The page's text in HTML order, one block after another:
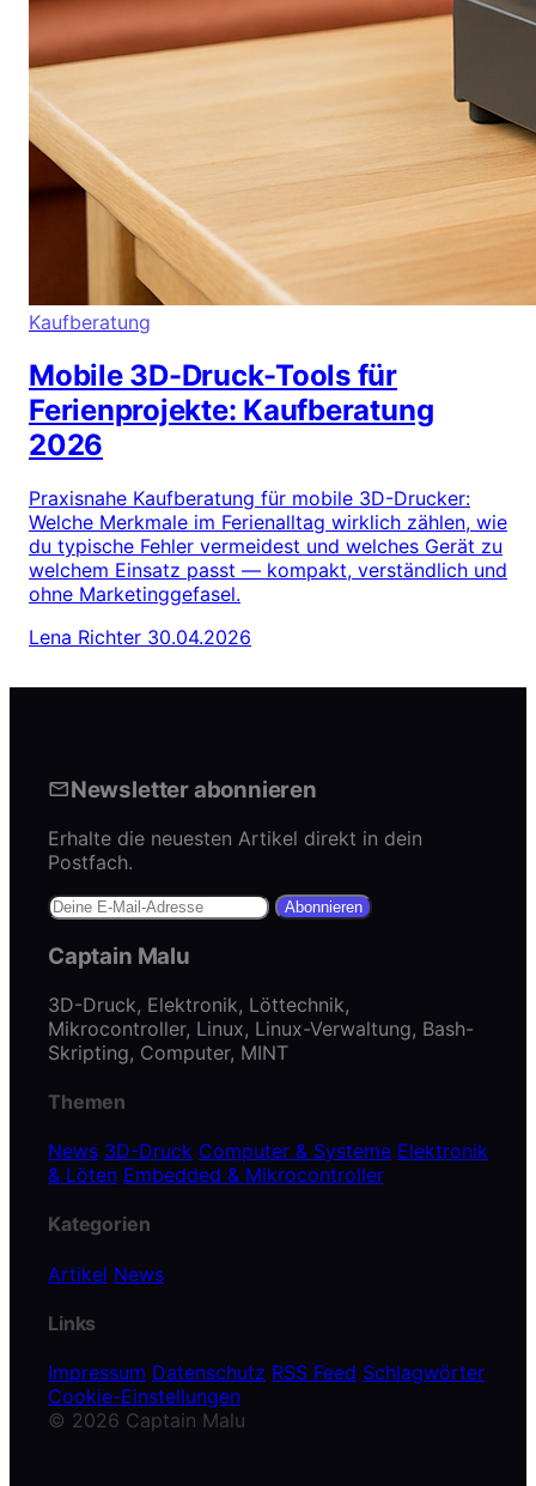
Kaufberatung
Mobile 3D-Druck-Tools für
Ferienprojekte: Kaufberatung
2026
Praxisnahe Kaufberatung für mobile 3D-Drucker:
Welche Merkmale im Ferienalltag wirklich zählen, wie
du typische Fehler vermeidest und welches Gerät zu
welchem Einsatz passt — kompakt, verständlich und
ohne Marketinggefasel.
Lena Richter 30.04.2026
Newsletter abonnieren
Erhalte die neuesten Artikel direkt in dein
Postfach.
Abonnieren
Captain Malu
3D-Druck, Elektronik, Löttechnik,
Mikrocontroller, Linux, Linux-Verwaltung, Bash-
Skripting, Computer, MINT
Themen
News 3D-Druck Computer & Systeme Elektronik
& Löten Embedded & Mikrocontroller
Kategorien
Artikel News
Links
Impressum Datenschutz RSS Feed Schlagwörter
Cookie-Einstellungen
© 2026 Captain Malu